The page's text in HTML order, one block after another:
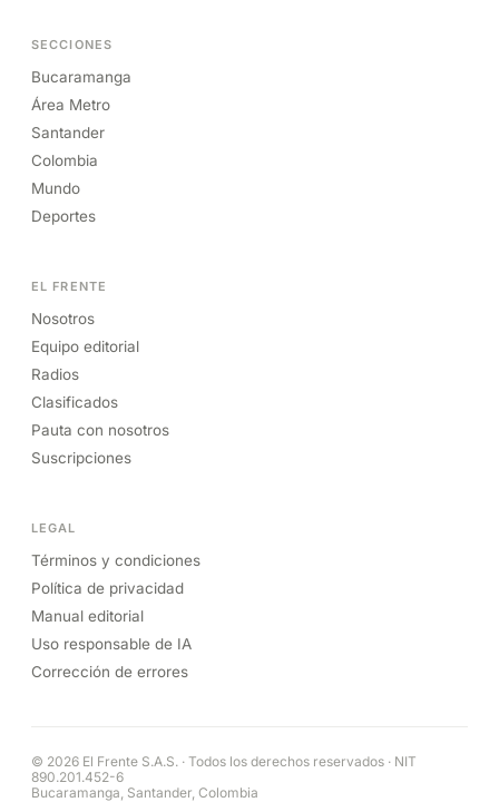
SECCIONES
Bucaramanga
Área Metro
Santander
Colombia
Mundo
Deportes
EL FRENTE
Nosotros
Equipo editorial
Radios
Clasificados
Pauta con nosotros
Suscripciones
LEGAL
Términos y condiciones
Política de privacidad
Manual editorial
Uso responsable de IA
Corrección de errores
© 2026 El Frente S.A.S. · Todos los derechos reservados · NIT
890.201.452-6
Bucaramanga, Santander, Colombia